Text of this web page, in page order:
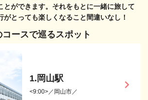
とができます。それをもとに一緒に旅して
がとっても楽しくなること間違いなし！
コースで巡るスポット
1.岡山駅
<9:00>／岡山市／ keyboard_arrow_right